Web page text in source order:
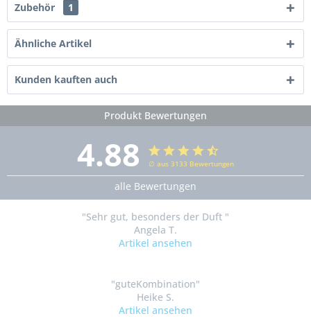
Zubehör 1
Ähnliche Artikel
Kunden kauften auch
Produkt Bewertungen
4.88 ∅ aus 3133 Bewertungen
alle Bewertungen
"Sehr gut, besonders der Duft "
Angela T.
Artikel ansehen
"guteKombination"
Heike S.
Artikel ansehen